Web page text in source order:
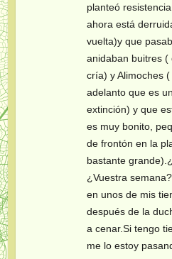
planteó
ahora está
vuelta)y que
anidaban buitres (
cría) y Alimoches
adelanto que es
extinción) y que
es muy bonito,
de frontón en la
bastante
¿Vuestra
en unos de mis
después de la
a cenar.Si tengo
me lo estoy